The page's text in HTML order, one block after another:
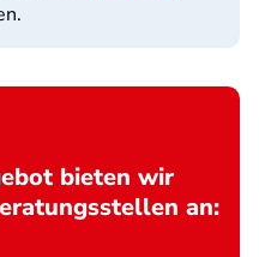
bieten wir
an: